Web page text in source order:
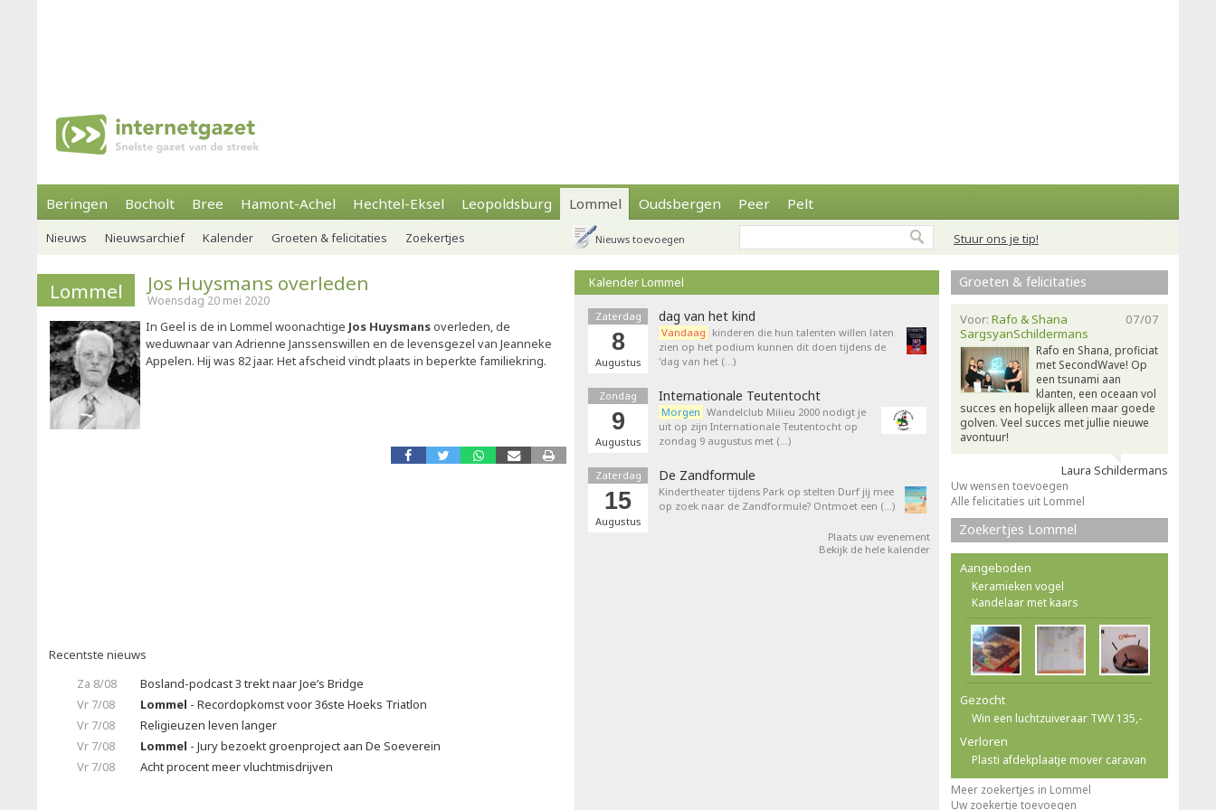
Beringen Bocholt Bree Hamont-Achel Hechtel-Eksel Leopoldsburg Lommel Oudsbergen Peer Pelt
Stuur ons je tip!
Nieuws Nieuwsarchief Kalender Groeten & felicitaties Zoekertjes Nieuws toevoegen
Lommel Jos Huysmans overleden
Woensdag 20 mei 2020
In Geel is de in Lommel woonachtige Jos Huysmansoverleden, de
weduwnaar van Adrienne Janssenswillen en de levensgezel van Jeanneke
Appelen. Hij was 82 jaar. Het afscheid vindt plaats in beperkte familiekring.
Recentste nieuws
Za 8/08
Bosland-podcast 3 trekt naar Joe’s Bridge
Vr 7/08
Lommel - Recordopkomst voor 36ste Hoeks Triatlon
Vr 7/08
Religieuzen leven langer
Vr 7/08
Lommel - Jury bezoekt groenproject aan De Soeverein
Vr 7/08
Acht procent meer vluchtmisdrijven
Kalender Lommel
Zaterdag
8
Augustus
dag van het kind
Vandaag kinderen die hun talenten willen laten
zien op het podium kunnen dit doen tijdens de
'dag van het (…)
Zondag
9
Augustus
Internationale Teutentocht
Morgen Wandelclub Milieu 2000 nodigt je
uit op zijn Internationale Teutentocht op
zondag 9 augustus met (…)
Zaterdag
15
Augustus
De Zandformule
Kindertheater tijdens Park op stelten Durf jij mee
op zoek naar de Zandformule? Ontmoet een (…)
Plaats uw evenement
Bekijk de hele kalender
Groeten & felicitaties
07/07
Voor: Rafo & Shana
SargsyanSchildermans
Rafo en Shana, proficiat
met SecondWave! Op
een tsunami aan
klanten, een oceaan vol
succes en hopelijk alleen maar goede
golven. Veel succes met jullie nieuwe
avontuur!
Laura Schildermans
Uw wensen toevoegen
Alle felicitaties uit Lommel
Zoekertjes Lommel
Aangeboden
Keramieken vogel
Kandelaar met kaars
Gezocht
Win een luchtzuiveraar TWV 135,-
Verloren
Plasti afdekplaatje mover caravan
Meer zoekertjes in Lommel
Uw zoekertje toevoegen